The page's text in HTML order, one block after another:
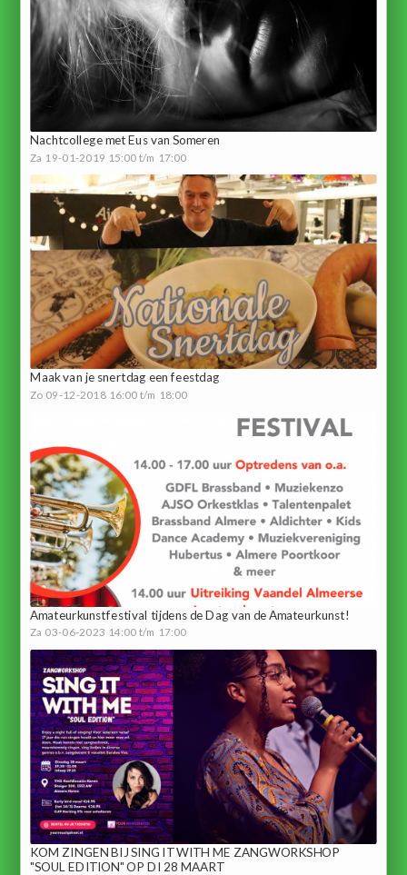
Nachtcollege met Eus van Someren
Za 19-01-2019 15:00 t/m 17:00
Maak van je snertdag een feestdag
Zo 09-12-2018 16:00 t/m 18:00
Amateurkunstfestival tijdens de Dag van de Amateurkunst!
Za 03-06-2023 14:00 t/m 17:00
KOM ZINGEN BIJ SING IT WITH ME ZANGWORKSHOP
"SOUL EDITION" OP DI 28 MAART